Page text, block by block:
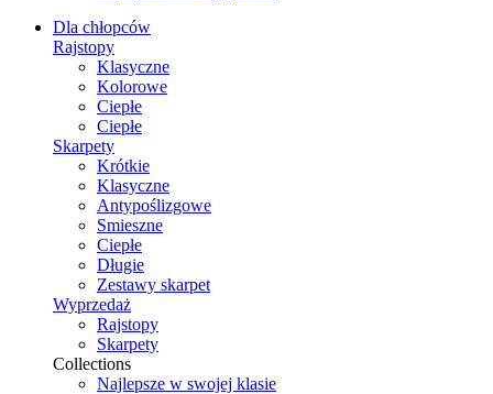
Dla chłopców
Rajstopy
Klasyczne
Kolorowe
Ciepłe
Ciepłe
Skarpety
Krótkie
Klasyczne
Antypoślizgowe
Smieszne
Ciepłe
Długie
Zestawy skarpet
Wyprzedaż
Rajstopy
Skarpety
Collections
Najlepsze w swojej klasie